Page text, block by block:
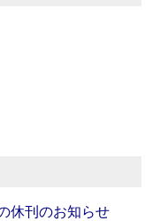
休刊のお知らせ